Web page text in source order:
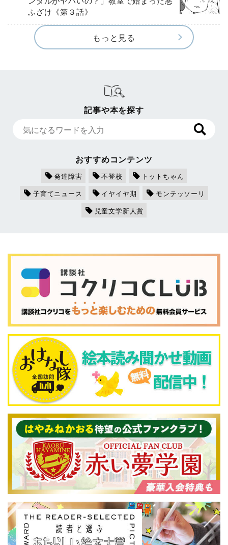
ふざけ《第３話》
もっと見る
記事や本を探す
おすすめコンテンツ
発達障害 不登校
トットちゃん
子育てニュース
イヤイヤ期
モンテッソーリ
児童文学新人賞